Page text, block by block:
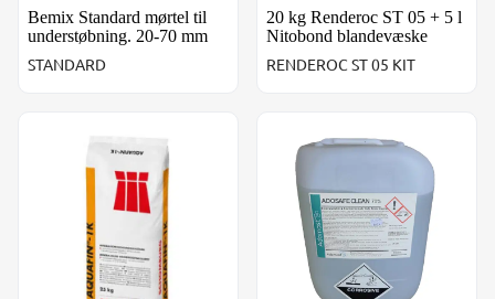
Bemix Standard mørtel til
understøbning. 20-70 mm
STANDARD
20 kg Renderoc ST 05 + 5 l
Nitobond blandevæske
RENDEROC ST 05 KIT
Aquafin 1K - Vandtætningsmembran 3,5 - 4,5 kg/m²
ADOSAFE CLEAN 70.